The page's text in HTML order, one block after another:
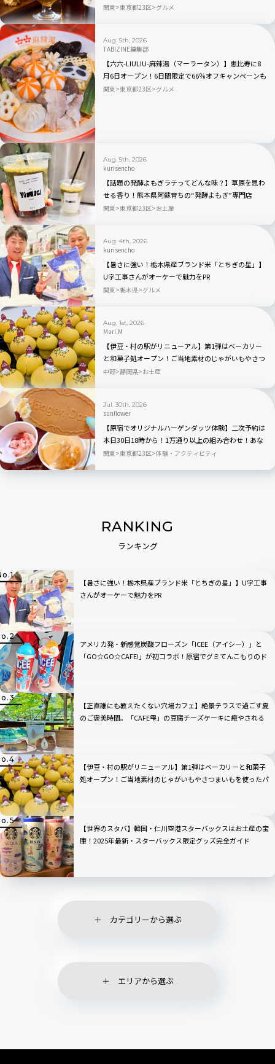
合｜品川
関東 東京都23区 グルメ
Aug. 5th, 2026
TABIZINE編集部
【六六-LIULIU-麻辣湯（マーラータン）】恵比寿に8
月6日オープン！6日間限定で66％オフキャンペーンも
関東 東京都23区 グルメ
Aug. 5th, 2026
kurisencho
【話題の発酵よもぎラテってどんな味？】草原を思わ
せる香り！熊本県阿蘇育ちの“発酵よもぎ”専門店
「BETWEEN by THE YOMOGI STAND」渋谷にオープ
関東 東京都23区 お土産
Aug. 4th, 2026
kurisencho
【暑さに強い！栃木県産ブランド米「とちぎの星」】
U字工事さんがオーケーで魅力をPR
関東 栃木県 グルメ
Aug. 1st, 2026
Mari.M
【伊豆・村の駅がリニューアル】第1弾はベーカリー
と和菓子処オープン！ご当地素材のじゃがいもやさつ
まいもを使ったパン・スイーツが新登場
中部 静岡県 お土産
Jul. 30th, 2026
sunflower
【原宿でオリジナルハーゲンダッツ体験】二次予約は
本日30日18時から！1万通り以上の組み合わせ！あな
ただけのアイスクリームが作れるポップアップイベン
関東 東京都23区 体験・アクティビティ
RANKING
ランキング
【暑さに強い！栃木県産ブランド米「とちぎの星」】U字工事
さんがオーケーで魅力をPR
アメリカ発・新感覚炭酸フローズン「ICEE（アイシー）」と
「GO☆GO☆CAFE!」が初コラボ！原宿でグミてんこもりのド
【正直誰にも教えたくない穴場カフェ】絶景テラスで過ごす夏
のご褒美時間。「CAFE雫」の豆腐チーズケーキに癒やされる
【伊豆・村の駅がリニューアル】第1弾はベーカリーと和菓子
処オープン！ご当地素材のじゃがいもやさつまいもを使ったパ
【世界のスタバ】韓国・仁川空港スターバックスはお土産の宝
庫！2025年最新・スターバックス限定グッズ完全ガイド
カテゴリーから選ぶ
エリアから選ぶ